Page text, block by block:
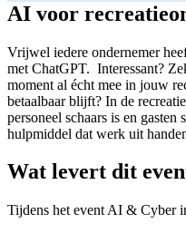
AI voor
Vrijwel iedere ondernemer
met ChatGPT. Interessant?
moment al écht mee in jouw
betaalbaar blijft? In de
personeel schaars is en
hulpmiddel dat werk uit
Wat levert dit
Tijdens het event AI & Cyber